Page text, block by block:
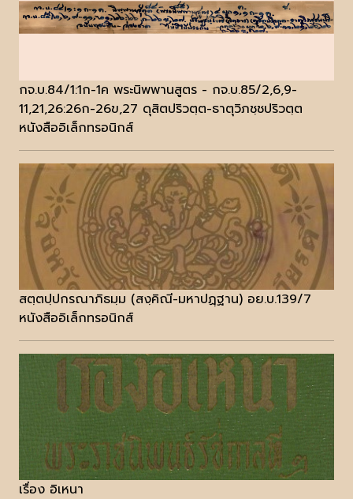
กจ.บ.84/1:1ก-1ค พระนิพพานสูตร - กจ.บ.85/2,6,9-
11,21,26:26ก-26ข,27 ดุสิตปริวตฺต-ธาตุวิภชฺชปริวตฺต
หนังสืออิเล็กทรอนิกส์
สตฺตปฺปกรณาภิธมฺม (สงฺคิณี-มหาปฏฺฐาน) อย.บ.139/7
หนังสืออิเล็กทรอนิกส์
เรื่อง อิเหนา